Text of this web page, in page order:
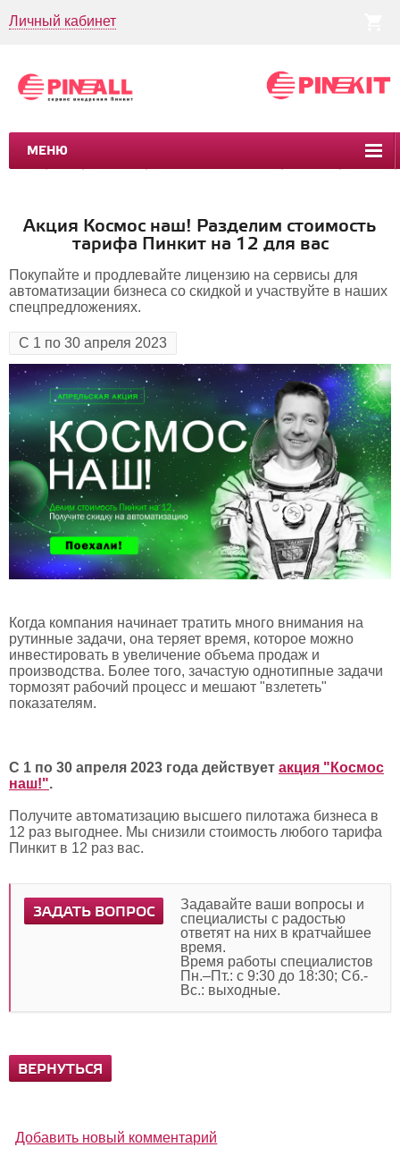
Личный кабинет
МЕНЮ
CRM CMS КЕЙСЫ
Акция Космос наш! Разделим стоимость
тарифа Пинкит на 12 для вас
Покупайте и продлевайте лицензию на сервисы для
автоматизации бизнеса со скидкой и участвуйте в наших
спецпредложениях.
С 1 по 30 апреля 2023
Когда компания начинает тратить много внимания на
рутинные задачи, она теряет время, которое можно
инвестировать в увеличение объема продаж и
производства. Более того, зачастую однотипные задачи
тормозят рабочий процесс и мешают "взлететь"
показателям.
С 1 по 30 апреля 2023 года действует акция "Космос
наш!".
Получите автоматизацию высшего пилотажа бизнеса в
12 раз выгоднее. Мы снизили стоимость любого тарифа
Пинкит в 12 раз вас.
ЗАДАТЬ ВОПРОС
Задавайте ваши вопросы и
специалисты с радостью
ответят на них в кратчайшее
время.
Время работы специалистов
Пн.–Пт.: с 9:30 до 18:30; Сб.-
Вс.: выходные.
ВЕРНУТЬСЯ
Добавить новый комментарий